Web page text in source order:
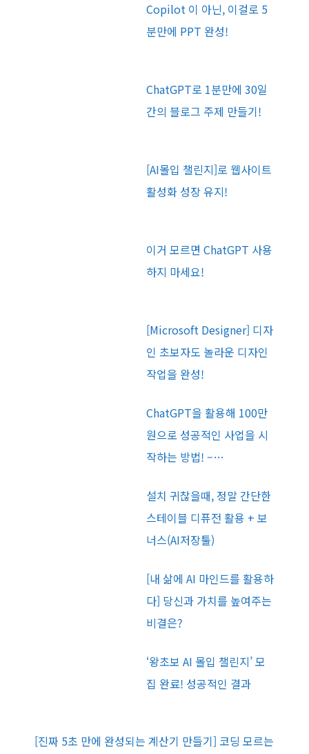
Copilot 이 아닌, 이걸로 5
분만에 PPT 완성!
ChatGPT로 1분만에 30일
간의 블로그 주제 만들기!
[AI몰입 챌린지]로 웹사이트
활성화 성장 유지!
이거 모르면 ChatGPT 사용
하지 마세요!
[Microsoft Designer] 디자
인 초보자도 놀라운 디자인
작업을 완성!
ChatGPT을 활용해 100만
원으로 성공적인 사업을 시
작하는 방법! –…
설치 귀찮을때, 정말 간단한
스테이블 디퓨전 활용 + 보
너스(AI저장툴)
[내 삶에 AI 마인드를 활용하
다] 당신과 가치를 높여주는
비결은?
‘왕초보 AI 몰입 챌린지’ 모
집 완료! 성공적인 결과
[진짜 5초 만에 완성되는 계산기 만들기] 코딩 모르는